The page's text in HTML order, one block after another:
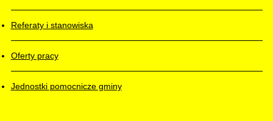
Referaty i stanowiska
Oferty pracy
Jednostki pomocnicze gminy